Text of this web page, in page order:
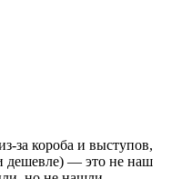
за короба и выступов,
дешевле) — это не наш